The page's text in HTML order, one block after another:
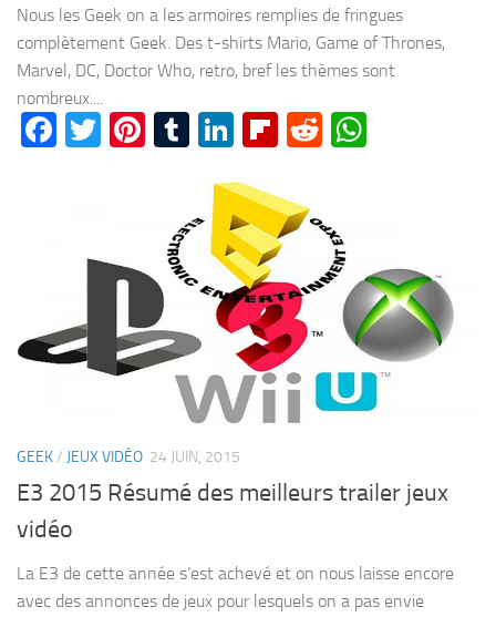
Nous les Geek on a les armoires remplies de fringues
complètement Geek. Des t-shirts Mario, Game of Thrones,
Marvel, DC, Doctor Who, retro, bref les thèmes sont
nombreux....
Facebook
Twitter
Pinterest
Tumblr
LinkedIn
Flipboard
Reddit
GEEK/ JEUX VIDÉO 24 JUIN, 2015
E3 2015 Résumé des meilleurs trailer jeux
vidéo
La E3 de cette année s’est achevé et on nous laisse encore
avec des annonces de jeux pour lesquels on a pas envie